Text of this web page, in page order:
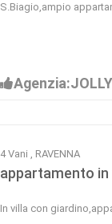
S.Biagio,ampio
4 Vani , RAVENNA
appartamento in
In villa con